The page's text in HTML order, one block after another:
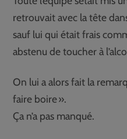
retrouvait avec la tête
sauf lui qui était frais
abstenu de toucher à
On lui a alors fait la
faire boire ».
Ça n’a pas manqué.